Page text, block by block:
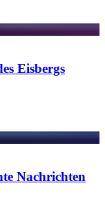
Eisbergs
Nachrichten